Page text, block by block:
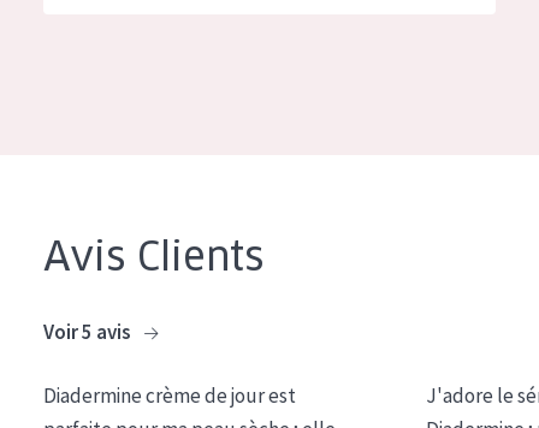
TYPE DE PRODUIT
Crème pour les Yeux
Avis Clients
Voir 5 avis
Diadermine crème de jour est
J'adore le